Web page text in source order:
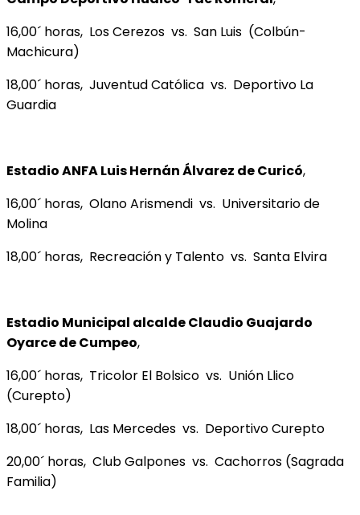
16,00´ horas, Los Cerezos vs. San Luis (Colbún-
Machicura)
18,00´ horas, Juventud Católica vs. Deportivo La
Guardia
Estadio ANFA Luis Hernán Álvarez de Curicó,
16,00´ horas, Olano Arismendi vs. Universitario de
Molina
18,00´ horas, Recreación y Talento vs. Santa Elvira
Estadio Municipal alcalde Claudio Guajardo
Oyarce de Cumpeo,
16,00´ horas, Tricolor El Bolsico vs. Unión Llico
(Curepto)
18,00´ horas, Las Mercedes vs. Deportivo Curepto
20,00´ horas, Club Galpones vs. Cachorros (Sagrada
Familia)